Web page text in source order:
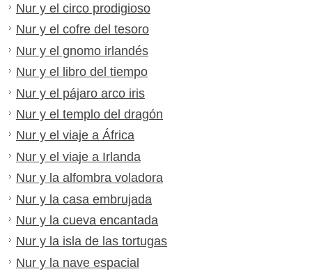
Nur y el circo prodigioso
Nur y el cofre del tesoro
Nur y el gnomo irlandés
Nur y el libro del tiempo
Nur y el pájaro arco iris
Nur y el templo del dragón
Nur y el viaje a África
Nur y el viaje a Irlanda
Nur y la alfombra voladora
Nur y la casa embrujada
Nur y la cueva encantada
Nur y la isla de las tortugas
Nur y la nave espacial